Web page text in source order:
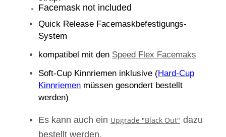
Quick Release Facemaskbefestigungs-
System
kompatibel mit den
Soft-Cup Kinnriemen inklusive (Hard-Cup
Kinnriemenmüssen gesondert bestellt
werden)
bestellt werden.